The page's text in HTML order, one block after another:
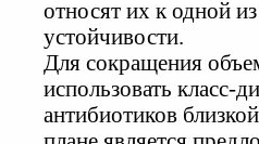
относят их к одной
устойчивости.
Для сокращения
использовать класс-
антибиотиков